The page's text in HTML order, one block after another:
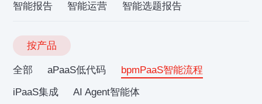
智能报告
智能运营 智能选题报告
按产品
全部 aPaaS低代码
bpmPaaS智能流程
iPaaS集成
AI Agent智能体